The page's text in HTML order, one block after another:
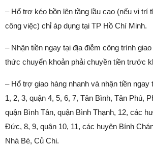
– Hổ trợ kéo bồn lên tầng lầu cao (nếu vị trí
công việc) chỉ áp dụng tại TP Hồ Chí Minh.
– Nhận tiền ngay tại địa điễm công trình
thức chuyển khoản phải chuyền tiền trước
– Hổ trợ giao hàng nhanh và nhận tiền
1, 2, 3, quận 4, 5, 6, 7, Tân Bình, Tân Phú,
quận Bình Tân, quận Bình Thạnh, 12, các
Đức, 8, 9, quận 10, 11, các huyện Bính
Nhà Bè, Củ Chi.